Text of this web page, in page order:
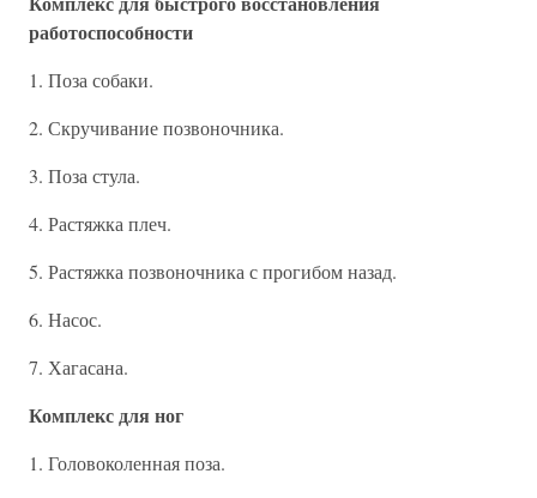
работоспособности
1. Поза собаки.
2. Скручивание позвоночника.
3. Поза стула.
4. Растяжка плеч.
5. Растяжка позвоночника с прогибом назад.
6. Насос.
7. Хагасана.
Комплекс для ног
1. Головоколенная поза.